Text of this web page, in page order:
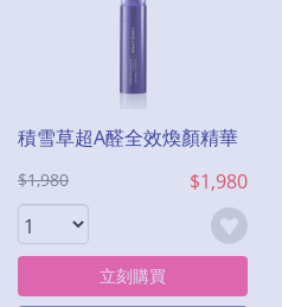
積雪草超A醛全效煥顏精華
$1,980 $1,980
立刻購買